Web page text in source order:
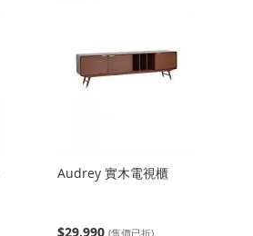
Audrey 實木電視櫃
$29,990 (售價已折)